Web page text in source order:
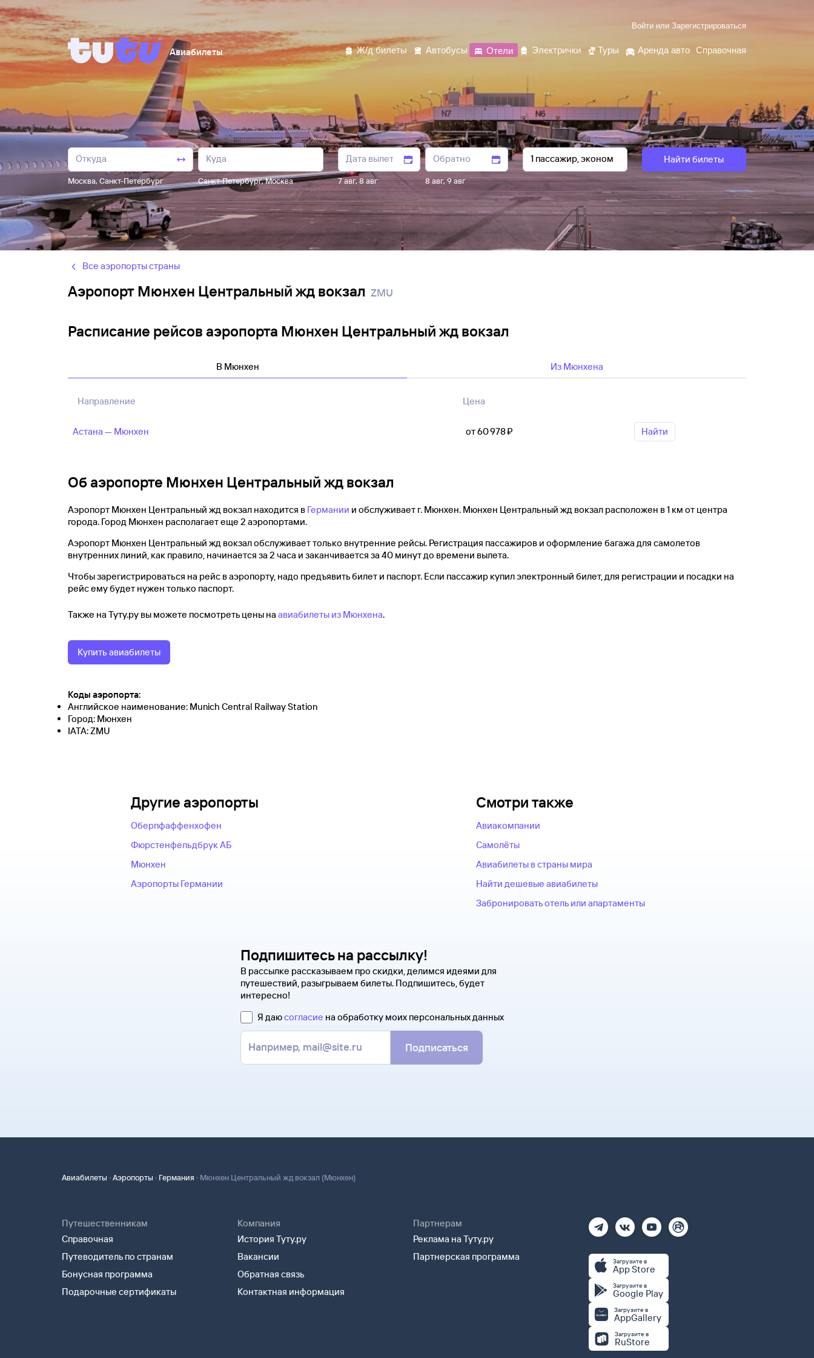
Войти или Зарегистрироваться
Авиабилеты Ж/д билеты Автобусы Отели Электрички Туры Аренда авто Справочная
Москва, Санкт-Петербург Санкт-Петербург,Москва 7 авг, 8 авг 8 авг,9 авг
Найти билеты
Все аэропорты страны
Аэропорт Мюнхен Центральный жд вокзал ZMU
Расписание рейсов аэропорта Мюнхен Центральный жд вокзал
В Мюнхен Из Мюнхена
Направление Цена
Астана — Мюнхен от 60 ⁠978 ⁠₽ Найти
Об аэропорте Мюнхен Центральный жд вокзал
Аэропорт Мюнхен Центральный жд вокзал находится в Германии и обслуживает г. Мюнхен. Мюнхен Центральный жд вокзал расположен в 1 км от центра
города. Город Мюнхен располагает еще 2 аэропортами.
Аэропорт Мюнхен Центральный жд вокзал обслуживает только внутренние рейсы. Регистрация пассажиров и оформление багажа для самолетов
внутренних линий, как правило, начинается за 2 часа и заканчивается за 40 минут до времени вылета.
Чтобы зарегистрироваться на рейс в аэропорту, надо предъявить билет и паспорт. Если пассажир купил электронный билет, для регистрации и посадки на
рейс ему будет нужен только паспорт.
Также на Туту.ру вы можете посмотреть цены на авиабилеты из Мюнхена.
Купить авиабилеты
Коды аэропорта:
Английское наименование: Munich Central Railway Station
Город: Мюнхен
IATA: ZMU
Другие аэропорты
Оберпфаффенхофен
Фюрстенфельдбрук АБ
Мюнхен
Аэропорты Германии
Смотри также
Авиакомпании
Самолёты
Авиабилеты в страны мира
Найти дешевые авиабилеты
Забронировать отель или апартаменты
Подпишитесь на рассылку!
В рассылке рассказываем про скидки, делимся идеями для
путешествий, разыгрываем билеты. Подпишитесь, будет
интересно!
Я даюсогласие на обработку моих персональных данных
Подписаться
Авиабилеты ·Аэропорты · Германия · Мюнхен Центральный жд вокзал (Мюнхен)
Путешественникам
Справочная
Путеводитель по странам
Бонусная программа
Подарочные сертификаты
Компания
История Туту.ру
Вакансии
Обратная связь
Контактная информация
Партнерам
Реклама на Туту.ру
Партнерская программа
Загрузите в
App Store
Загрузите в
Google Play
Загрузите в
AppGallery
Загрузите в
RuStore